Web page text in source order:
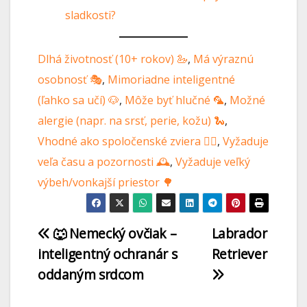
sladkosti?
Dlhá životnosť (10+ rokov) 🦢, Má výraznú
osobnosť 🎭, Mimoriadne inteligentné
(ľahko sa učí) 🐶, Môže byť hlučné 🦜, Možné
alergie (napr. na srsť, perie, kožu) 🐍
Vhodné ako spoločenské zviera 🐕‍🦺, Vyžaduje
veľa času a pozornosti 🕰️, Vyžaduje veľký
výbeh/vonkajší priestor 🌳
Labrador
Retriever
🐺 Nemecký ovčiak –
inteligentný ochranár s
oddaným srdcom